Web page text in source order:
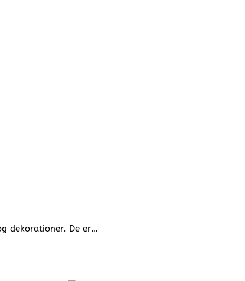
dekorationer. De er…